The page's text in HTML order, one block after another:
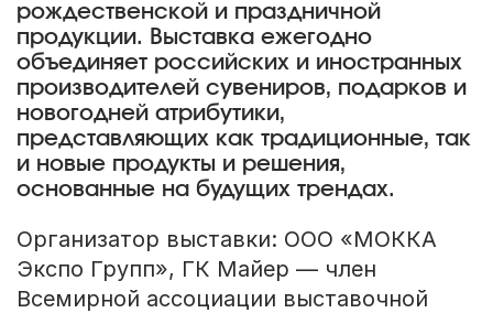
рождественской и праздничной
продукции. Выставка ежегодно
объединяет российских и иностранных
производителей сувениров, подарков и
новогодней атрибутики,
представляющих как традиционные, так
и новые продукты и решения,
основанные на будущих трендах.
Организатор выставки: ООО «МОККА
Экспо Групп», ГК Майер — член
Всемирной ассоциации выставочной